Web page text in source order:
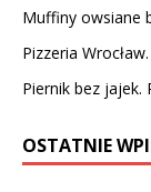
Muffiny owsiane
Pizzeria
Piernik bez jajek.
OSTATNIE